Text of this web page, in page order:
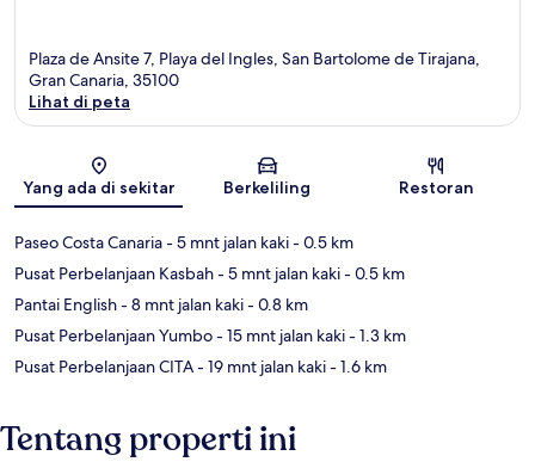
Plaza de Ansite 7, Playa del Ingles, San Bartolome de Tirajana,
Gran Canaria, 35100
Lihat di peta
Yang ada di sekitar Berkeliling Restoran
Paseo Costa Canaria- 5 mnt jalan kaki- 0.5 km
Pusat Perbelanjaan Kasbah- 5 mnt jalan kaki- 0.5 km
Pantai English- 8 mnt jalan kaki- 0.8 km
Pusat Perbelanjaan Yumbo- 15 mnt jalan kaki- 1.3 km
Pusat Perbelanjaan CITA- 19 mnt jalan kaki- 1.6 km
Tentang properti ini